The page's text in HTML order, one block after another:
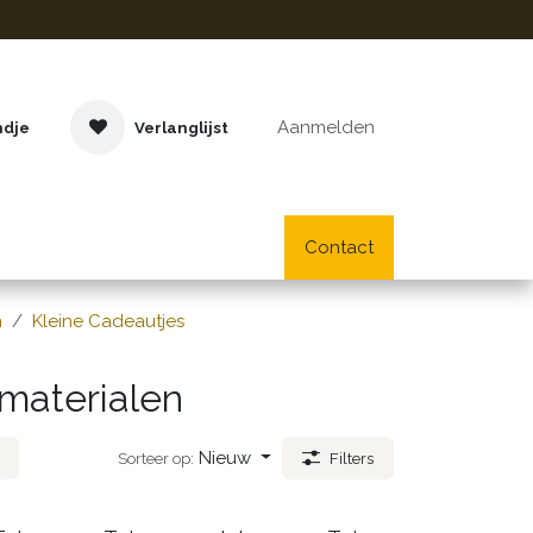
Verlanglijst Aanmelden
Lifestyle
Contact
Kleine Cadeautjes
Sorteer op: Nieuw Filters